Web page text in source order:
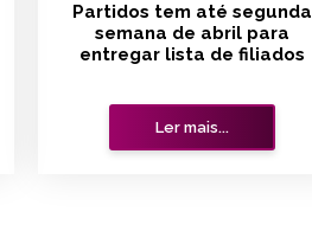
Partidos tem até segunda
semana de abril para
entregar lista de filiados
Ler mais...